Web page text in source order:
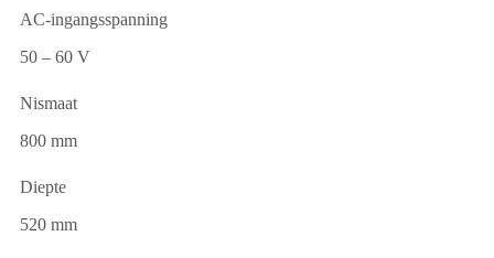
AC-ingangsspanning
50 – 60 V
Nismaat
800 mm
Diepte
520 mm